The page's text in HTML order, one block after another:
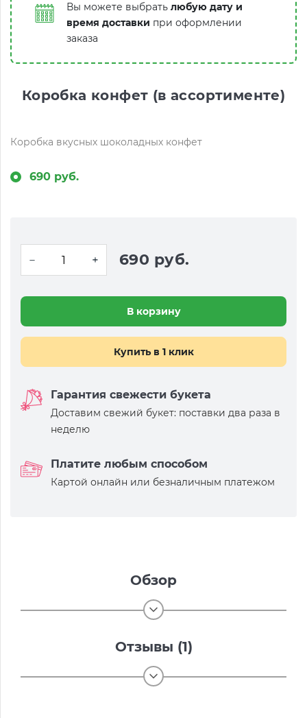
Вы можете выбрать любую дату и
время доставки при оформлении
заказа
Коробка конфет (в ассортименте)
Коробка вкусных шоколадных конфет
690 руб.
690 руб.
В корзину
Купить в 1 клик
Гарантия свежести букета
Доставим свежий букет: поставки два раза в
неделю
Платите любым способом
Картой онлайн или безналичным платежом
Обзор
Отзывы (1)